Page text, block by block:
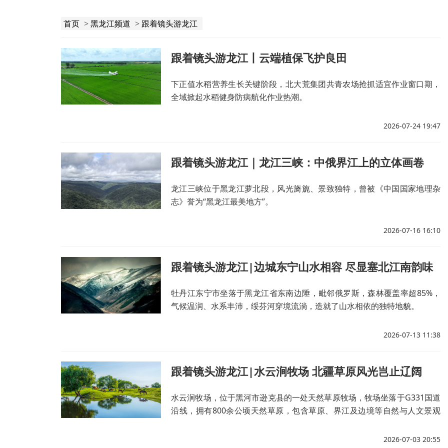
首页 >黑龙江频道 > 跟着镜头游龙江
跟着镜头游龙江丨云端植保飞护良田
下正值水稻营养生长关键阶段，北大荒集团共青农场抢抓适宜作业窗口期，
全域掀起水稻健身防病航化作业热潮。
2026-07-24 19:47
跟着镜头游龙江｜龙江三峡：中俄界江上的立体画卷
龙江三峡位于黑龙江萝北段，风光旖旎、景致独特，曾被《中国国家地理杂
志》誉为“黑龙江最美地方”。
2026-07-16 16:10
跟着镜头游龙江|边城东宁山水相容 尽显塞北江南韵味
牡丹江东宁市坐落于黑龙江省东南边陲，毗邻俄罗斯，森林覆盖率超85%，
气候温润、水系丰沛，绥芬河穿境流淌，造就了山水相依的独特地貌。
2026-07-13 11:38
跟着镜头游龙江|水云涧牧场 北疆草原风光岂止辽阔
水云涧牧场，位于黑河市逊克县的一处天然草原牧场，牧场坐落于G331国道
沿线，拥有800余公顷天然草原，包含草原、界江及边境等自然与人文景观
2026-07-03 20:55